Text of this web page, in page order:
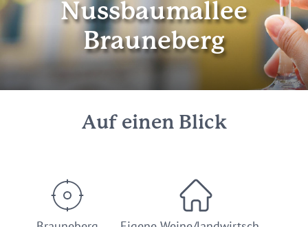
© C. Arnoldi
Nussbaumallee
Brauneberg
Auf einen Blick